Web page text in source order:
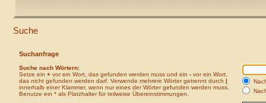
Suche
Suchanfrage
Suche nach Wörtern:
Setze ein + vor ein Wort, das gefunden werden muss und ein - vor ein Wort,
das nicht gefunden werden darf. Verwende mehrere Wörter getrennt durch |
innerhalb einer Klammer, wenn nur eines der Wörter gefunden werden muss.
Benutze ein * als Platzhalter für teilweise Übereinstimmungen.